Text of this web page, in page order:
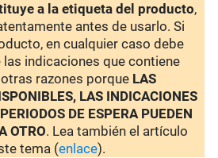
a la etiqueta del producto,
antes de usarlo. Si
en cualquier caso debe
indicaciones que contiene
razones porque LAS
LAS INDICACIONES
DE ESPERA PUEDEN
OTRO. Lea también el artículo
tema (enlace).